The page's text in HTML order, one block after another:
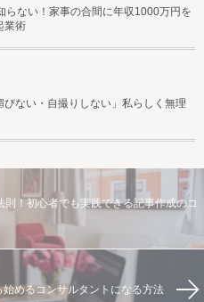
らない！家事の合間に年収1000万円を
業術
びない・自撮りしない」私らしく無理
！初心者でも実践できる記事作成のコ
始めるコンサルタントになる方法